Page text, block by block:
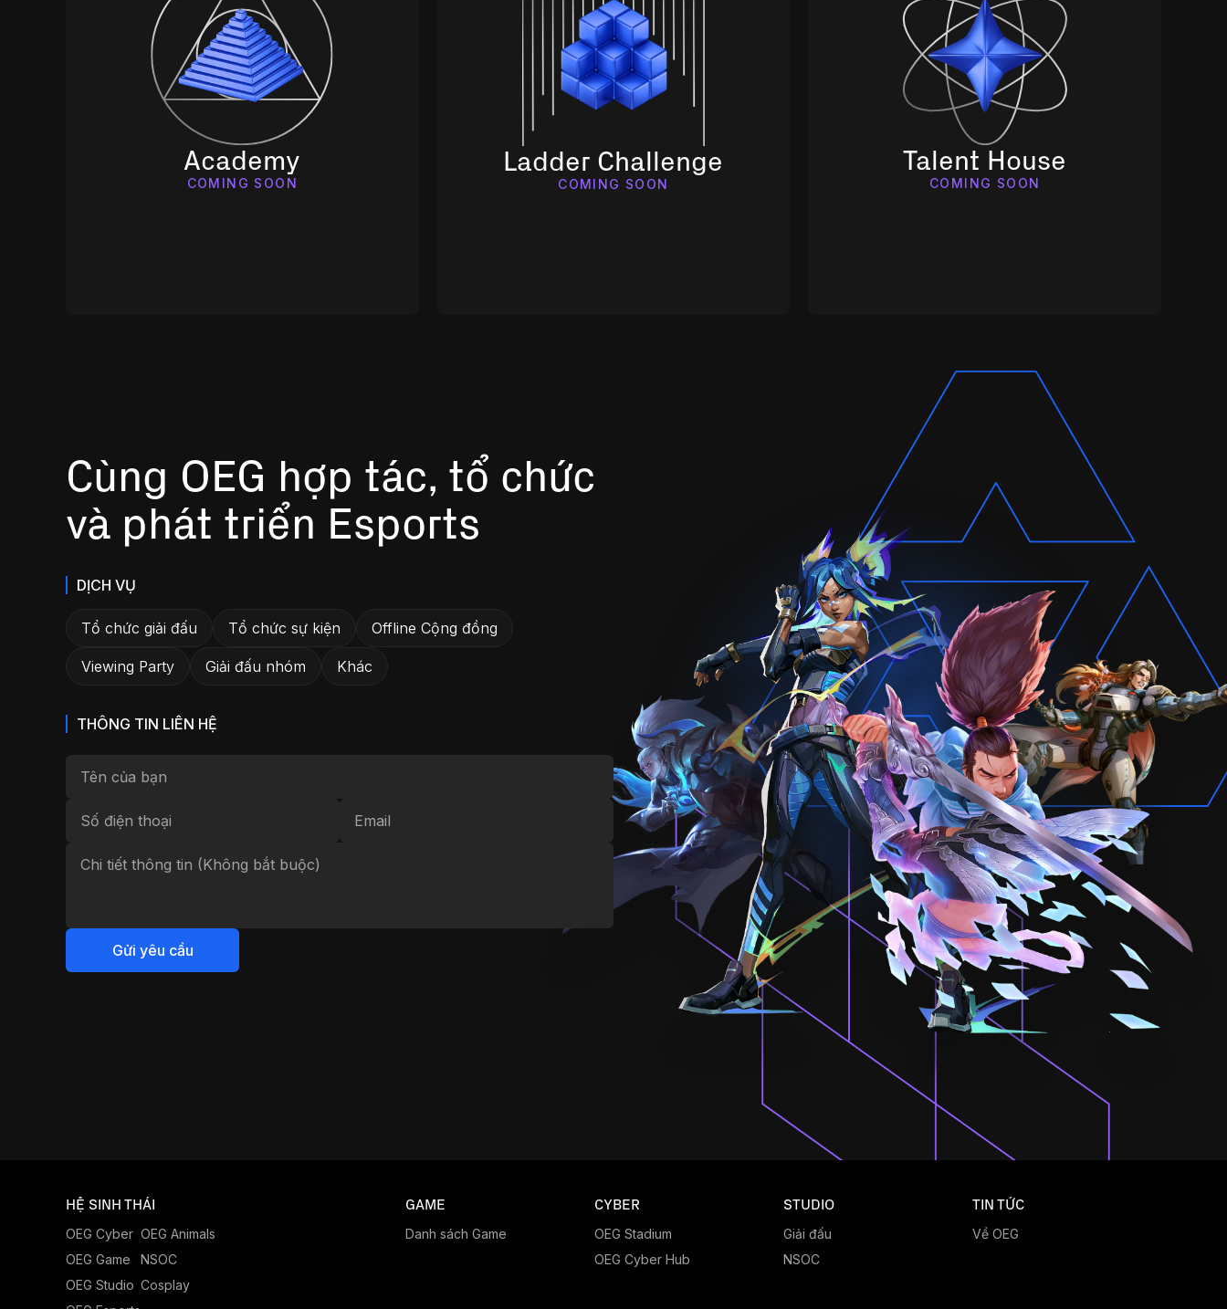
Academy
COMING SOON
Ladder Challenge
COMING SOON
Talent House
COMING SOON
Cùng OEG hợp tác, tổ chức
và phát triển Esports
DỊCH VỤ
Tổ chức giải đấu Tổ chức sự kiện Offline Cộng đồng
Viewing Party Giải đấu nhóm Khác
THÔNG TIN LIÊN HỆ
Gửi yêu cầu
HỆ SINH THÁI
OEG Cyber
OEG Game
OEG Studio
OEG Animals
NSOC
Cosplay
GAME
Danh sách Game
CYBER
OEG Stadium
OEG Cyber Hub
STUDIO
Giải đấu
NSOC
TIN TỨC
Về OEG